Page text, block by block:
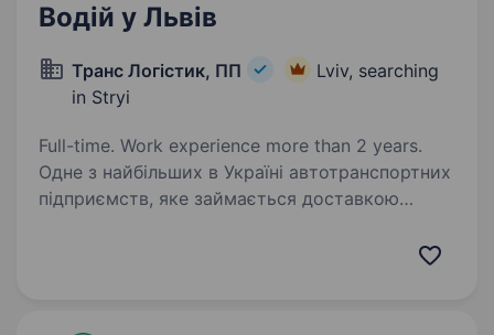
Водій у Львів
Транс Логістик, ПП
Lviv, searching
in Stryi
Full-time. Work experience more than 2 years.
Одне з найбільших в Україні автотранспортних
підприємств, яке займається доставкою